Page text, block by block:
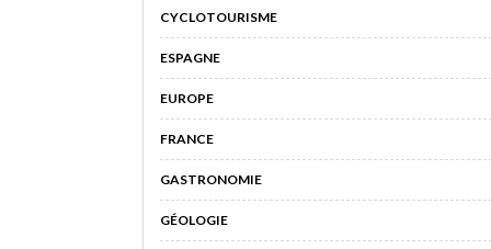
CYCLOTOURISME
ESPAGNE
EUROPE
FRANCE
GASTRONOMIE
GÉOLOGIE